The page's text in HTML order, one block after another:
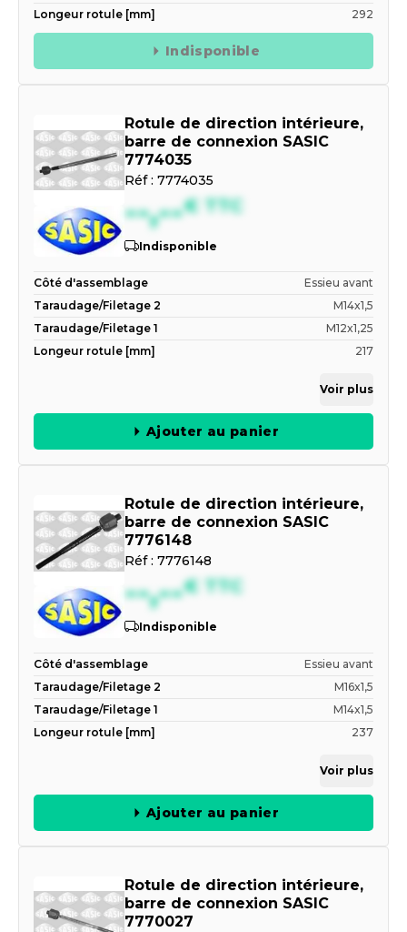
Longeur rotule [mm]
292
Indisponible
Rotule de direction intérieure,
barre de connexion SASIC
7774035
Réf : 7774035
--,--€ TTC
Indisponible
Côté d'assemblage
Essieu avant
Taraudage/Filetage 2
M14x1,5
Taraudage/Filetage 1
M12x1,25
Longeur rotule [mm]
217
Voir plus
Ajouter au panier
Rotule de direction intérieure,
barre de connexion SASIC
7776148
Réf : 7776148
--,--€ TTC
Indisponible
Côté d'assemblage
Essieu avant
Taraudage/Filetage 2
M16x1,5
Taraudage/Filetage 1
M14x1,5
Longeur rotule [mm]
237
Voir plus
Ajouter au panier
Rotule de direction intérieure,
barre de connexion SASIC
7770027